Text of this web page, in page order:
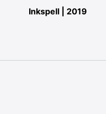
Inkspell | 2019